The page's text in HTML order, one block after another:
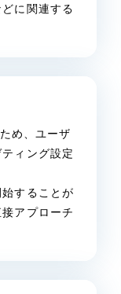
に関連する
め、ユーザ
ィング設定
することが
アプローチ